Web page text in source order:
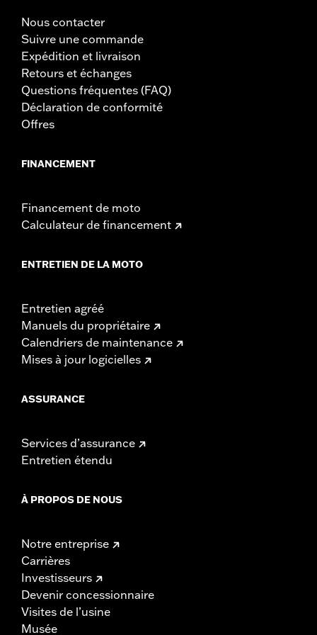
Nous contacter
Suivre une commande
Expédition et livraison
Retours et échanges
Questions fréquentes (FAQ)
Déclaration de conformité
Offres
FINANCEMENT
Financement de moto
Calculateur de financement
ENTRETIEN DE LA MOTO
Entretien agréé
Manuels du propriétaire
Calendriers de maintenance
Mises à jour logicielles
ASSURANCE
Services d’assurance
Entretien étendu
À PROPOS DE NOUS
Notre entreprise
Carrières
Investisseurs
Devenir concessionnaire
Visites de l’usine
Musée